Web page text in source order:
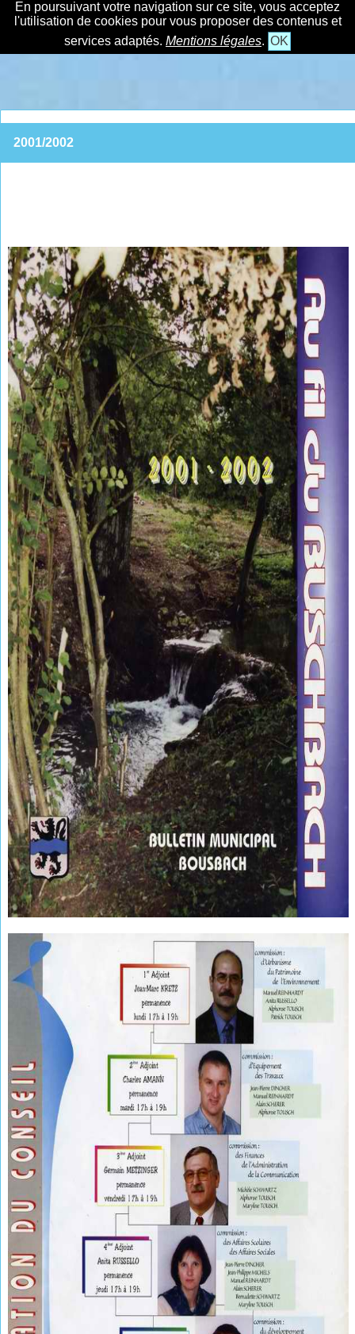
En poursuivant votre navigation sur ce site, vous acceptez
l'utilisation de cookies pour vous proposer des contenus et
services adaptés. Mentions légales. OK
2001/2002